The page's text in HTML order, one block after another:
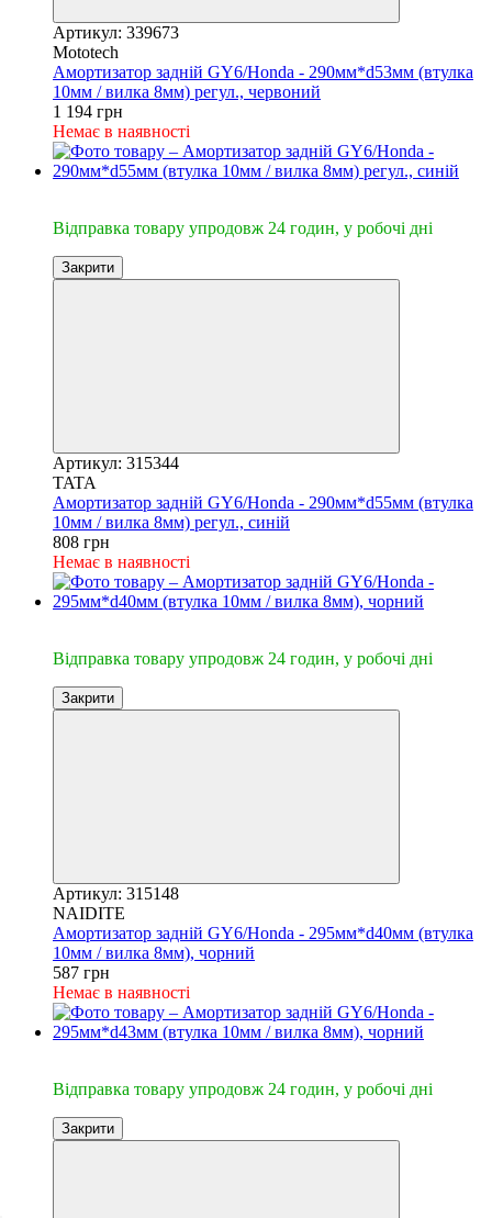
Артикул: 339673
Mototech
Амортизатор задній GY6/Honda - 290мм*d53мм (втулка
10мм / вилка 8мм) регул., червоний
1 194 грн
Немає в наявності
Відправка товару упродовж 24 годин, у робочі дні
Закрити
Артикул: 315344
TATA
Амортизатор задній GY6/Honda - 290мм*d55мм (втулка
10мм / вилка 8мм) регул., синій
808 грн
Немає в наявності
Відправка товару упродовж 24 годин, у робочі дні
Закрити
Артикул: 315148
NAIDITE
Амортизатор задній GY6/Honda - 295мм*d40мм (втулка
10мм / вилка 8мм), чорний
587 грн
Немає в наявності
Відправка товару упродовж 24 годин, у робочі дні
Закрити